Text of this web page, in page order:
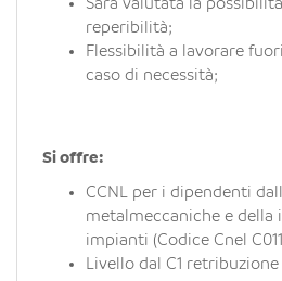
Sarà valutata la
reperibilità;
Flessibilità a lavorare
caso di necessità;
Si offre:
CCNL per i dipendenti
metalmeccaniche e della
impianti (Codice Cnel
Livello dal C1